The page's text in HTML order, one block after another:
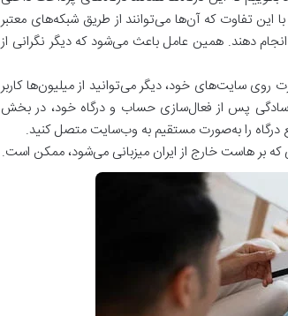
این تفاوت که آن‌ها می‌توانند از طریق شبکه‌های معتبر
دهند. همین عامل باعث می‌شود که دیگر نگرانی از
روی سایت‌های خود، دیگر می‌توانید از میلیون‌ها کاربر
پس از فعال‌سازی حساب و درگاه خود، در بخش
بر ‌هاست خارج از ایران میزبانی می‌شود، ممکن است.